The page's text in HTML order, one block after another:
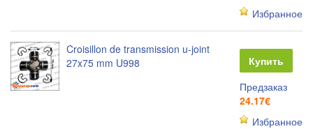
Избранное
Croisillon de transmission u-joint
27x75 mm U998
Купить
Предзаказ
24.17€
Избранное